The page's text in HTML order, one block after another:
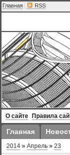
Главная | RSS
О сайте Правила
Главная
2014 » Апрель » 23